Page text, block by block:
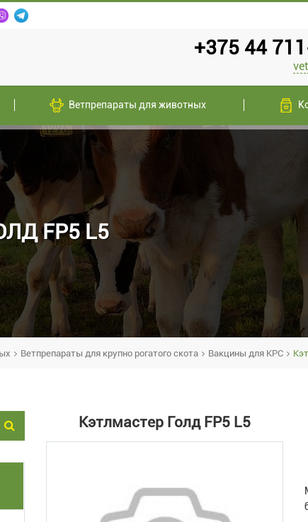
+375 44
Ветпрепараты для животных
FP5 L5
Ветпрепараты для крупно рогатого скота Вакцины для КРС
Кэтлмастер Голд FP5 L5